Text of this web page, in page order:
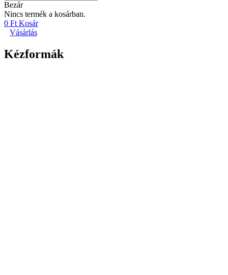
Bezár
Nincs termék a kosárban.
0 Ft Kosár
Vásárlás
Kézformák